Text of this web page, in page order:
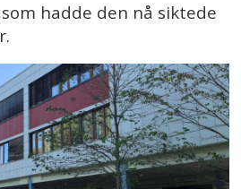
hadde den nå siktede